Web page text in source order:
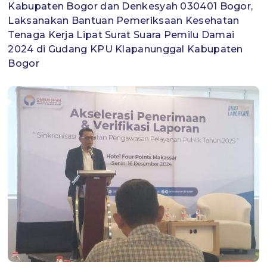
Kabupaten Bogor dan Denkesyah 030401 Bogor,
Laksanakan Bantuan Pemeriksaan Kesehatan
Tenaga Kerja Lipat Surat Suara Pemilu Damai
2024 di Gudang KPU Klapanunggal Kabupaten
Bogor